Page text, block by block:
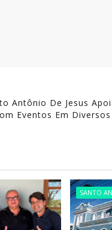
Antônio De Jesus
Eventos Em Diversos
SANTO